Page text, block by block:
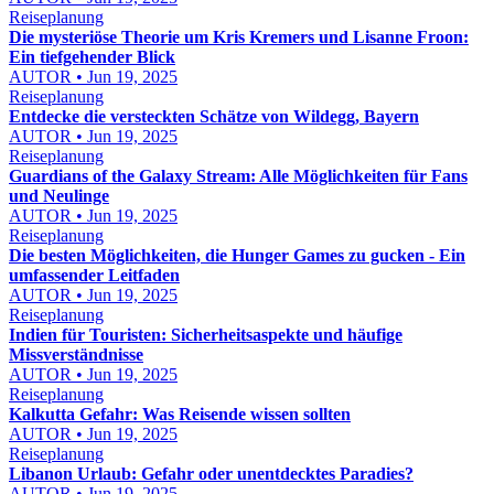
Reiseplanung
Die mysteriöse Theorie um Kris Kremers und Lisanne Froon:
Ein tiefgehender Blick
AUTOR • Jun 19, 2025
Reiseplanung
Entdecke die versteckten Schätze von Wildegg, Bayern
AUTOR • Jun 19, 2025
Reiseplanung
Guardians of the Galaxy Stream: Alle Möglichkeiten für Fans
und Neulinge
AUTOR • Jun 19, 2025
Reiseplanung
Die besten Möglichkeiten, die Hunger Games zu gucken - Ein
umfassender Leitfaden
AUTOR • Jun 19, 2025
Reiseplanung
Indien für Touristen: Sicherheitsaspekte und häufige
Missverständnisse
AUTOR • Jun 19, 2025
Reiseplanung
Kalkutta Gefahr: Was Reisende wissen sollten
AUTOR • Jun 19, 2025
Reiseplanung
Libanon Urlaub: Gefahr oder unentdecktes Paradies?